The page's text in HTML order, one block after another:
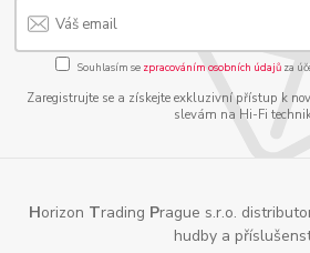
Souhlasím se zpracováním osobních údajůza
Zaregistrujte se a získejte exkluzivní přístup k
slevám na Hi-Fi
Horizon Trading Prague s.r.o.
hudby a